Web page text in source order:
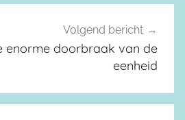
Volgend bericht
enorme doorbraak van de
eenheid